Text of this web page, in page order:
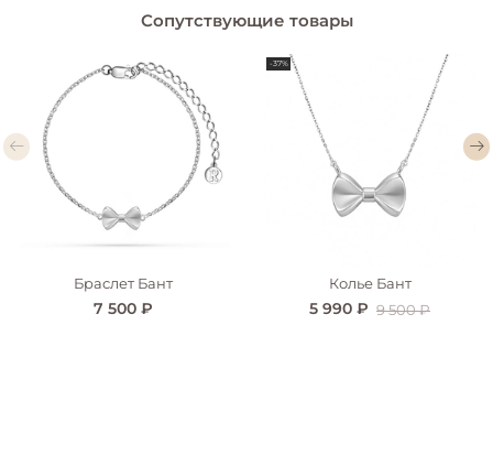
Сопутствующие товары
Браслет Бант
7 500 ₽
-37%
Колье Бант
5 990 ₽ 9 500 ₽